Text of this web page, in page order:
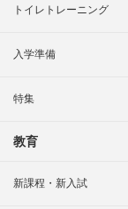
トイレトレーニング
入学準備
特集
教育
新課程・新入試